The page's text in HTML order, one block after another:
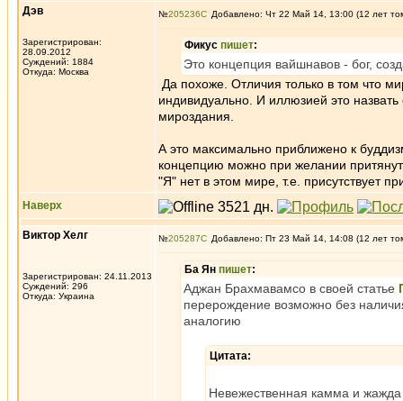
Дэв
Зарегистрирован:
28.09.2012
Суждений: 1884
Откуда: Москва
№205236 Добавлено: Чт 22 Май 14, 13:00 (12 лет
Фикус пишет:
Это концепция вайшнавов - бог,
Да похоже. Отличия только в том что
индивидуально. И иллюзией это
мироздания.
А это максимально приближено к
концепцию можно при желании
"Я" нет в этом мире, т.е. присутствует
Наверх
Виктор Хелг
Зарегистрирован: 24.11.2013
Суждений: 296
Откуда: Украина
№205287 Добавлено: Пт 23 Май 14, 14:08 (12 лет
Ба Ян пишет:
Аджан Брахмавамсо в своей статье
перерождение возможно без
аналогию
Цитата:
Невежественная камма и